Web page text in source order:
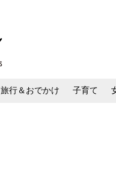
旅行＆おでかけ 子育て